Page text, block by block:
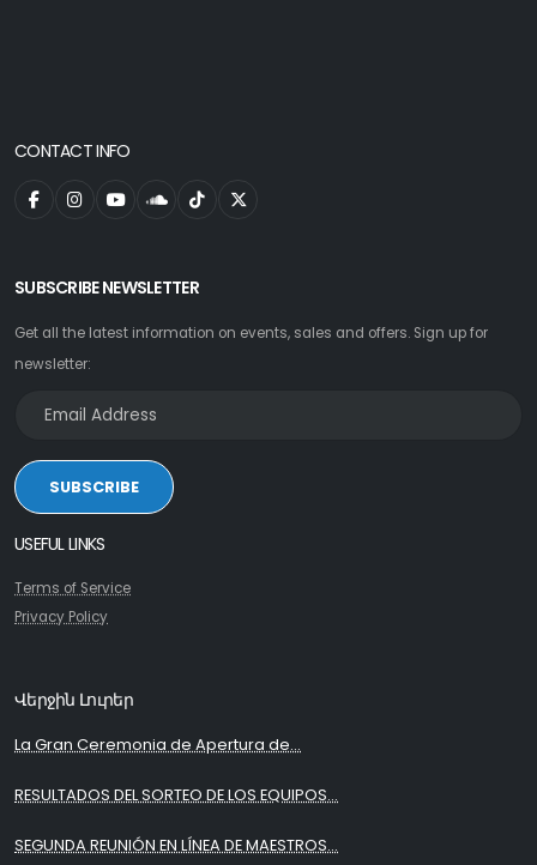
CONTACT INFO
SUBSCRIBE NEWSLETTER
Get all the latest information on events, sales and offers. Sign up for
newsletter:
SUBSCRIBE
USEFUL LINKS
Terms of Service
Privacy Policy
Վերջին Լուրեր
La Gran Ceremonia de Apertura de...
RESULTADOS DEL SORTEO DE LOS EQUIPOS...
SEGUNDA REUNIÓN EN LÍNEA DE MAESTROS...